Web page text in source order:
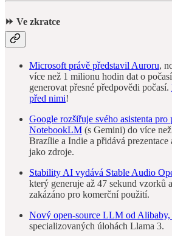
⏩ Ve zkratce
Microsoft právě představil Auroru,
více než 1 milionu hodin dat o
generovat přesné předpovědi počasí.
před nimi!
Google rozšiřuje svého asistenta pro
NotebookLM (s Gemini) do více
Brazílie a Indie a přidává
jako zdroje.
Stability AI vydává Stable Audio
který generuje až 47 sekund vzorků
zakázáno pro komerční použití.
Nový open-source LLM od Alibaby,
specializovaných úlohách Llama 3.